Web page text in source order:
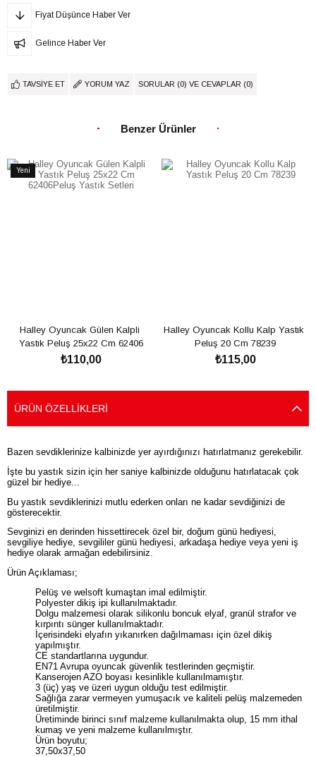
Fiyat Düşünce Haber Ver
Gelince Haber Ver
TAVSIYE ET YORUM YAZ SORULAR (0) VE CEVAPLAR (0)
Benzer Ürünler
Yeni
Ürün
Halley Oyuncak Gülen Kalpli
Yastık Peluş 25x22 Cm 62406
₺110,00
Halley Oyuncak Kollu Kalp Yastık
Peluş 20 Cm 78239
₺115,00
ÜRÜN ÖZELLIKLERI
Bazen sevdiklerinize kalbinizde yer ayırdığınızı hatırlatmanız gerekebilir.
İşte bu yastık sizin için her saniye kalbinizde olduğunu hatırlatacak çok
güzel bir hediye...
Bu yastık sevdiklerinizi mutlu ederken onları ne kadar sevdiğinizi de
gösterecektir.
Sevginizi en derinden hissettirecek özel bir, doğum günü hediyesi,
sevgiliye hediye, sevgililer günü hediyesi, arkadaşa hediye veya yeni iş
hediye olarak armağan edebilirsiniz.
Ürün Açıklaması;
Pelüş ve welsoft kumaştan imal edilmiştir.
Polyester dikiş ipi kullanılmaktadır.
Dolgu malzemesi olarak silikonlu boncuk elyaf, granül strafor ve
kırpıntı sünger kullanılmaktadır.
İçerisindeki elyafın yıkanırken dağılmaması için özel dikiş
yapılmıştır.
CE standartlarına uygundur.
EN71 Avrupa oyuncak güvenlik testlerinden geçmiştir.
Kanserojen AZO boyası kesinlikle kullanılmamıştır.
3 (üç) yaş ve üzeri uygun olduğu test edilmiştir.
Sağlığa zarar vermeyen yumuşacık ve kaliteli pelüş malzemeden
üretilmiştir.
Üretiminde birinci sınıf malzeme kullanılmakta olup, 15 mm ithal
kumaş ve yeni malzeme kullanılmıştır.
Ürün boyutu;
37,50x37,50